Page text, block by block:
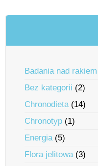
Badania nad rakiem
Bez kategorii (2)
Chronodieta(14)
Chronotyp (1)
Energia(5)
Flora jelitowa(3)